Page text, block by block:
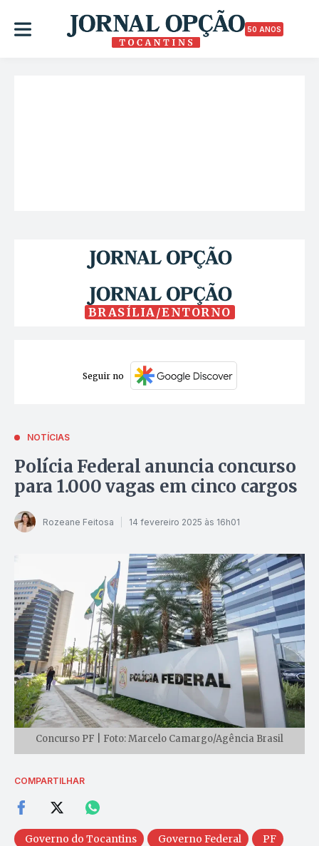
50 ANOS
BRASÍLIA/ENTORNO
Seguir no
NOTÍCIAS
Polícia Federal anuncia concurso
para 1.000 vagas em cinco cargos
Rozeane Feitosa 14 fevereiro 2025 às 16h01
Concurso PF | Foto: Marcelo Camargo/Agência Brasil
COMPARTILHAR
Governo do Tocantins Governo Federal
PF